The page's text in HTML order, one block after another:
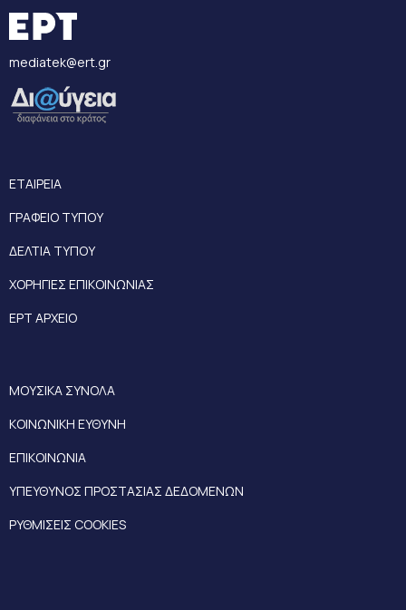
mediatek@ert.gr
ΕΤΑΙΡΕΙΑ
ΓΡΑΦΕΙΟ ΤΥΠΟΥ
ΔΕΛΤΙΑ ΤΥΠΟΥ
ΧΟΡΗΓΙΕΣ ΕΠΙΚΟΙΝΩΝΙΑΣ
ΕΡΤ ΑΡΧΕΙΟ
ΜΟΥΣΙΚΑ ΣΥΝΟΛΑ
ΚΟΙΝΩΝΙΚΗ ΕΥΘΥΝΗ
ΕΠΙΚΟΙΝΩΝΙΑ
ΥΠΕΥΘΥΝΟΣ ΠΡΟΣΤΑΣΙΑΣ ΔΕΔΟΜΕΝΩΝ
ΡΥΘΜΙΣΕΙΣ COOKIES